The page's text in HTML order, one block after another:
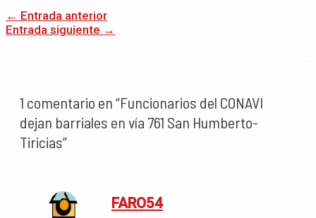
← Entrada anterior
Entrada siguiente →
1 comentario en “Funcionarios del CONAVI
dejan barriales en vía 761 San Humberto-
Tiricias”
FARO54